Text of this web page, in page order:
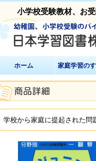
小学校受験教材、お
ホーム 家庭学習の
学校から家庭に提起された問